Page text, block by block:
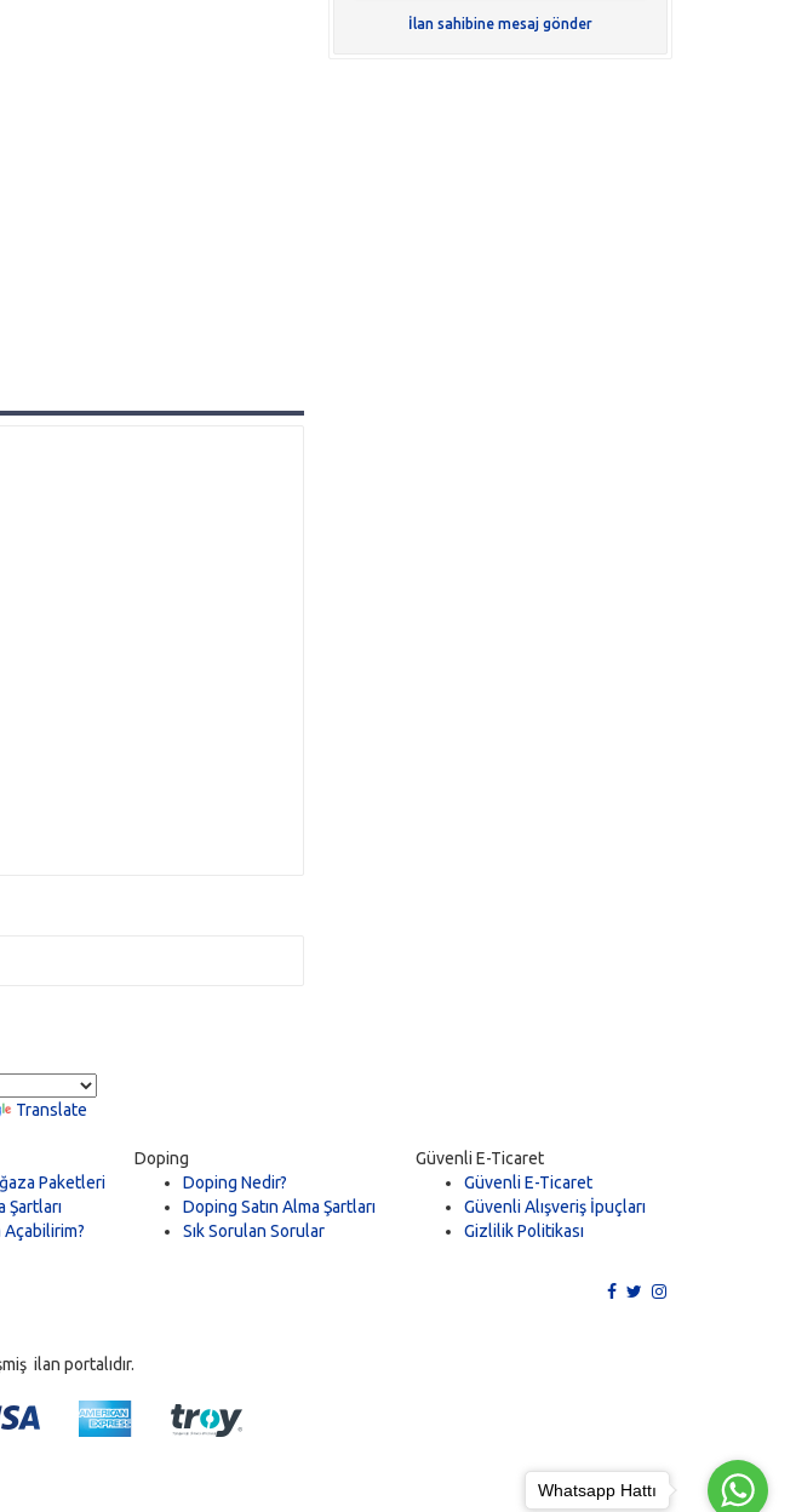
İlan sahibine mesaj gönder
Translate
Paketleri
Şartları
Açabilirim?
Doping
Doping Nedir?
Doping Satın Alma Şartları
Sık Sorulan Sorular
Güvenli E-Ticaret
Güvenli E-Ticaret
Güvenli Alışveriş İpuçları
Gizlilik Politikası
ilan portalıdır.
Whatsapp Hattı